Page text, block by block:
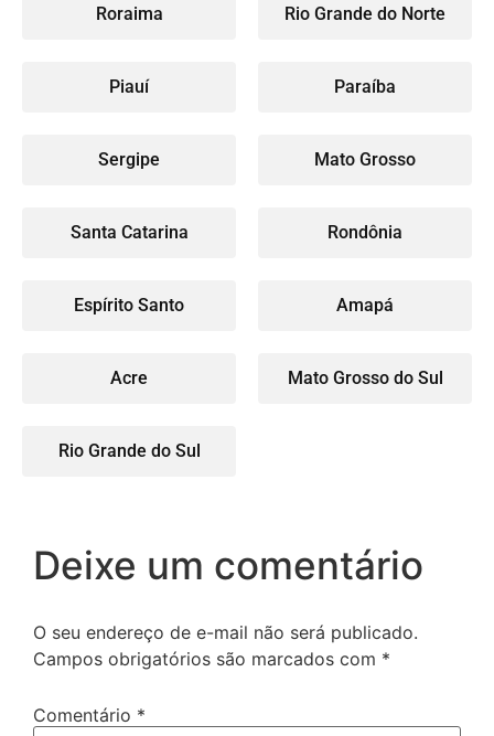
Roraima Rio Grande do Norte
Piauí Paraíba
Sergipe Mato Grosso
Santa Catarina Rondônia
Espírito Santo Amapá
Acre Mato Grosso do Sul
Rio Grande do Sul
Deixe um comentário
O seu endereço de e-mail não será publicado.
Campos obrigatórios são marcados com *
Comentário *